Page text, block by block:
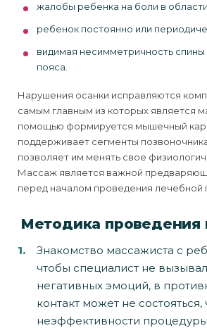
жалобы ребенка на боли в
ребенок постоянно или
видимая несимметричность спины
пояса.
Нарушения осанки исправляются
самым главным из которых является
помощью формируется мышечный
поддерживает сегменты
позволяет им менять свое
Массаж является важной
перед началом проведения лечебной
Методика проведения
Знакомство массажиста с
чтобы специалист не
негативных эмоций, в
контакт может не
неэффективности процедуры